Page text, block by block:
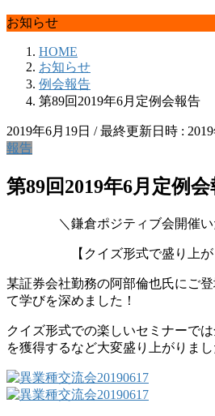
お知らせ
HOME
お知らせ
例会報告
第89回2019年6月定例会報告
2019年6月19日 / 最終更新日時 :
報告
第89回2019年6月定例
＼鎌倉ポジティブ会開催
【クイズ形式で盛り上
某証券会社勤務の阿部倫也氏にご
て学びを深めました！
クイズ形式での楽しいセミナーで
を獲得するなど大変盛り上がりまし